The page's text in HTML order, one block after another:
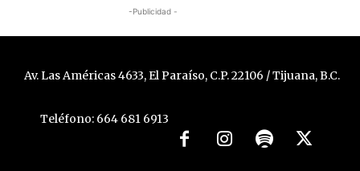
-Publicidad -
Av. Las Américas 4633, El Paraíso, C.P. 22106 / Tijuana, B.C.
Teléfono: 664 681 6913